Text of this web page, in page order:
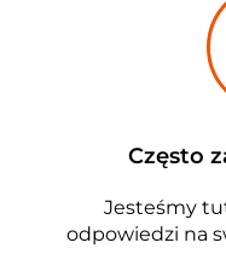
Często
Jesteśmy
odpowiedzi na